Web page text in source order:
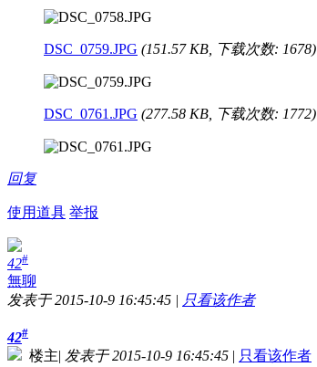
DSC_0759.JPG (151.57 KB, 下载次数: 1678)
DSC_0761.JPG (277.58 KB, 下载次数: 1772)
回复
使用道具 举报
42#
無聊
发表于 2015-10-9 16:45:45 | 只看该作者
42#
楼主| 发表于 2015-10-9 16:45:45 | 只看该作者